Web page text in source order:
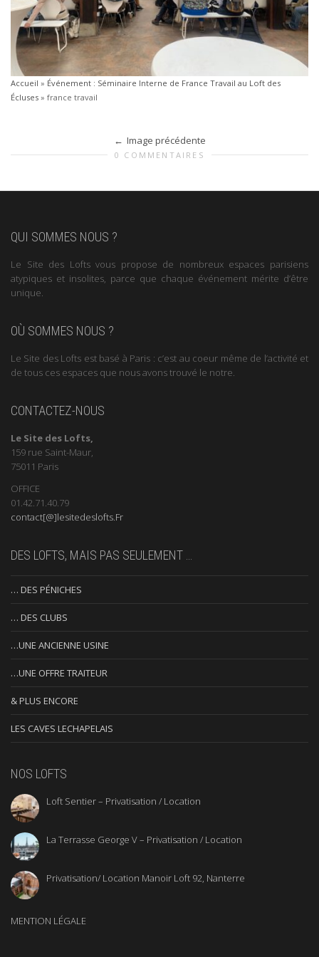
Accueil » Événement : Séminaire Interne de France Travail au Loft des
Écluses » france travail
Image précédente
0 COMMENTAIRES
QUI SOMMES NOUS ?
Le Site des Lofts vous propose de nombreux espaces parisiens
atypiques et insolites, parce que chaque événement mérite d’être
unique.
OÙ SOMMES NOUS ?
Le Site des Lofts est basé à Paris : c’est au coeur même de l’activité et
de tous ces espaces que nous avons trouvé le notre.
CONTACTEZ-NOUS
Le Site des Lofts,
159 rue Saint-Maur,
75011 Paris
OFFICE
01.42.71.40.79
contact[@]lesitedeslofts.Fr
DES LOFTS, MAIS PAS SEULEMENT …
… DES PÉNICHES
… DES CLUBS
…UNE ANCIENNE USINE
…UNE OFFRE TRAITEUR
& PLUS ENCORE
LES CAVES LECHAPELAIS
NOS LOFTS
Loft Sentier – Privatisation / Location
La Terrasse George V – Privatisation / Location
Privatisation/ Location Manoir Loft 92, Nanterre
MENTION LÉGALE